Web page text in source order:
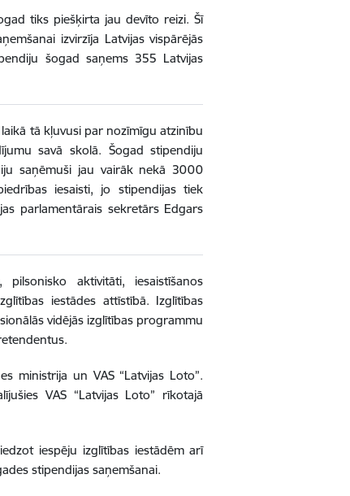
tiks piešķirta jau devīto reizi. Šī
izvirzīja Latvijas vispārējās
šogad saņems 355 Latvijas
tā kļuvusi par nozīmīgu atzinību
savā skolā. Šogad stipendiju
saņēmuši jau vairāk nekā 3000
iesaisti, jo stipendijas tiek
parlamentārais sekretārs Edgars
aktivitāti, iesaistīšanos
iestādes attīstībā. Izglītības
vidējās izglītības programmu
ministrija un VAS “Latvijas Loto”.
VAS “Latvijas Loto” rīkotajā
iespēju izglītības iestādēm arī
stipendijas saņemšanai.